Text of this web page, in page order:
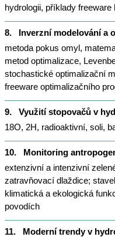
hydrologii, příklady
8.
Inverzní modelování a
metoda pokus omyl,
metod optimalizace,
stochastické optimalizační
freeware optimalizačního
9.
Využití stopovačů v
18O, 2H, radioaktivní, soli,
10.
Monitoring
extenzivní a intenzivní
zatravňovací dlaždice;
klimatická a ekologická
povodích
11. Moderní trendy v